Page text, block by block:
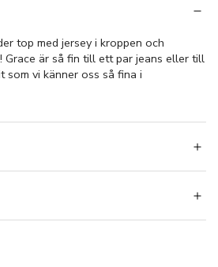
top med jersey i kroppen och
Grace är så fin till ett par jeans eller till
som vi känner oss så fina i